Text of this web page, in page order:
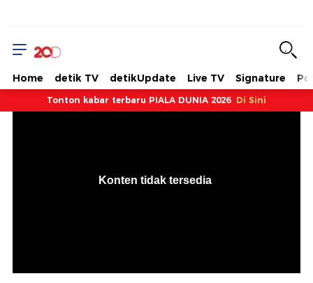
Home detik TV detikUpdate Live TV Signature
Tonton kabar terbaru PIALA DUNIA 2026 Di Sini
Konten tidak tersedia